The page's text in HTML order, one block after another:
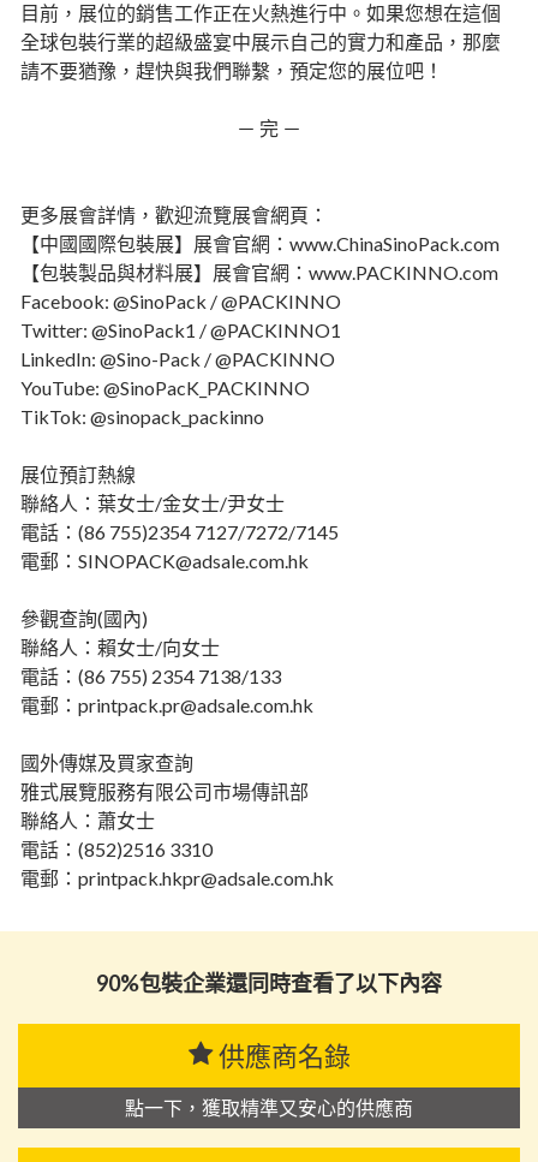
目前，展位的銷售工作正在火熱進行中。如果您想在這個
全球包裝行業的超級盛宴中展示自己的實力和產品，那麼
請不要猶豫，趕快與我們聯繫，預定您的展位吧！
－ 完 －
更多展會詳情，歡迎流覽展會網頁：
【中國國際包裝展】展會官網：www.ChinaSinoPack.com
【包裝製品與材料展】展會官網：www.PACKINNO.com
Facebook: @SinoPack / @PACKINNO
Twitter: @SinoPack1 / @PACKINNO1
LinkedIn: @Sino-Pack / @PACKINNO
YouTube: @SinoPacK_PACKINNO
TikTok: @sinopack_packinno
展位預訂熱線
聯絡人：葉女士/金女士/尹女士
電話：(86 755)2354 7127/7272/7145
電郵：SINOPACK@adsale.com.hk
參觀查詢(國內)
聯絡人：賴女士/向女士
電話：(86 755) 2354 7138/133
電郵：printpack.pr@adsale.com.hk
國外傳媒及買家查詢
雅式展覽服務有限公司市場傳訊部
聯絡人：蕭女士
電話：(852)2516 3310
電郵：printpack.hkpr@adsale.com.hk
90%包裝企業還同時查看了以下內容
供應商名錄
點一下，獲取精準又安心的供應商